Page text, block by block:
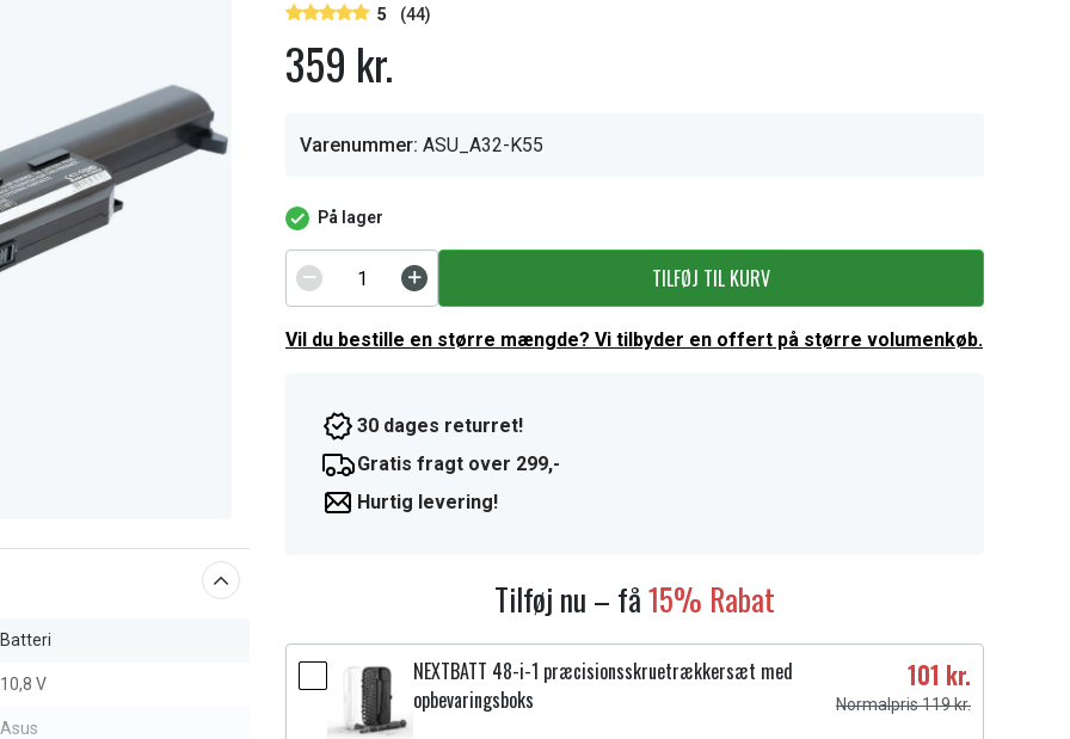
Batteri
10,8 V
Asus
5 (44)
359 kr.
Varenummer: ASU_A32-K55
På lager
TILFØJ TIL KURV
Vil du bestille en større mængde? Vi tilbyder en offert på større volumenkøb.
30 dages returret!
Gratis fragt over 299,-
Hurtig levering!
Tilføj nu – få15% Rabat
NEXTBATT 48-i-1 præcisionsskruetrækkersæt med
opbevaringsboks
101 kr.
Normalpris 119 kr.